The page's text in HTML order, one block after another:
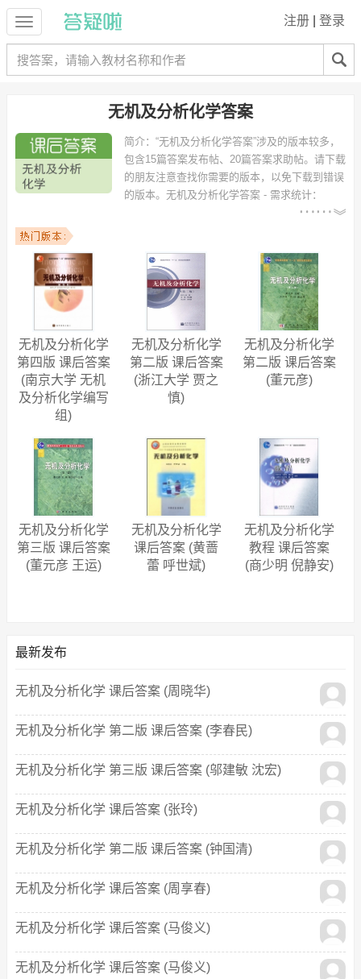
注册 登录
无机及分析化学答案
简介： “无机及分析化学答案”涉及的版本较多，
包含15篇答案发布帖、20篇答案求助帖。请下载
的朋友注意查找你需要的版本，以免下载到错误
的版本。 无机及分析化学答案 - 需求统计：
：生物科学、生物技术、环境工
程、环境科学、食品科学与工程、生物工程、化学工程与工艺、高分子
材料与工程、制药工程、食品质量与安全 等专业。
以下学校的同学下载过
无机及分析化学答案
：浙江大学、河北农业大
学、兰州大学、华东师范大学、贵州大学、福建农林大学、安徽大学、
南京大学、南昌大学、陕西科技大学 等。
无机及分析化学
第四版 课后答案
(南京大学 无机
及分析化学编写
组)
无机及分析化学
第二版 课后答案
(浙江大学 贾之
慎)
无机及分析化学
第二版 课后答案
(董元彦)
无机及分析化学
第三版 课后答案
(董元彦 王运)
无机及分析化学
课后答案 (黄蔷
蕾 呼世斌)
无机及分析化学
教程 课后答案
(商少明 倪静安)
最新发布
无机及分析化学 课后答案 (周晓华)
无机及分析化学 第二版 课后答案 (李春民)
无机及分析化学 第三版 课后答案 (邬建敏 沈宏)
无机及分析化学 课后答案 (张玲)
无机及分析化学 第二版 课后答案 (钟国清)
无机及分析化学 课后答案 (周享春)
无机及分析化学 课后答案 (马俊义)
无机及分析化学 课后答案 (马俊义)